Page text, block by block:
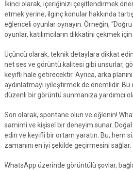
İkinci olarak, içeriğinizi çeşitlendirmek
etmek yerine, ilginç konular hakkında
eğlenceli oyunlar oynayın. Örneğin,
oyunlar, katılımcıların dikkatini çekmek
Üçüncü olarak, teknik detaylara dikkat
net ses ve görüntü kalitesi gibi unsurlar,
keyifli hale getirecektir. Ayrıca, arka
aydınlatmayı iyileştirmek de önemlidir.
düzenli bir görüntü sunmanıza yardımcı
Son olarak, spontane olun ve eğlenin!
samimi ve kişisel bir deneyim sunar. Doğal
edin ve keyifli bir ortam yaratın. Bu, hem
zamanını en iyi şekilde geçirmesini sağlar.
WhatsApp üzerinde görüntülü şovlar,